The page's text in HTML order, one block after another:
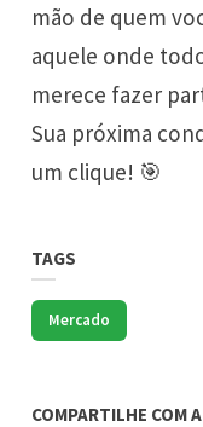
mão de quem
aquele onde
merece fazer
Sua próxima
um clique! 🎯
TAGS
Mercado
COMPARTILHE COM